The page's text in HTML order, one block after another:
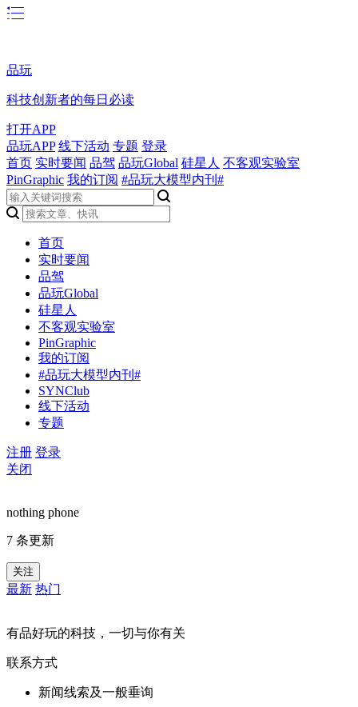
品玩
科技创新者的每日必读
打开APP
品玩APP 线下活动 专题 登录
首页 实时要闻 品驾 品玩Global 硅星人 不客观实验室
PinGraphic 我的订阅 #品玩大模型内刊#
首页
实时要闻
品驾
品玩Global
硅星人
不客观实验室
PinGraphic
我的订阅
#品玩大模型内刊#
SYNClub
线下活动
专题
注册 登录
关闭
nothing phone
7 条更新
关注
最新 热门
有品好玩的科技，一切与你有关
联系方式
新闻线索及一般垂询